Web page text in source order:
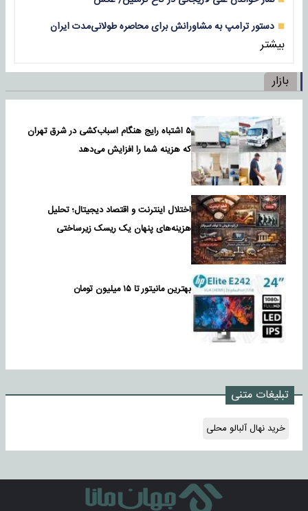
دستور ترامپ به مشاورانش برای محاصره طولانی‌مدت ایران
بیشتر
بازار
۵ اشتباه رایج هنگام اسباب‌کشی در شرق تهران
که هزینه شما را افزایش می‌دهد
اختلال اینترنت و اقتصاد دیجیتال؛ تحلیل
هزینه‌های پنهان یک ریسک زیرساختی
بهترین مانیتور تا ۱۵ میلیون تومان
تبلیغات متنی
خرید نهال آلبالو محلی